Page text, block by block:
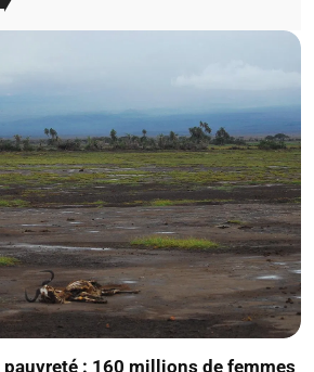
: 160 millions de femmes